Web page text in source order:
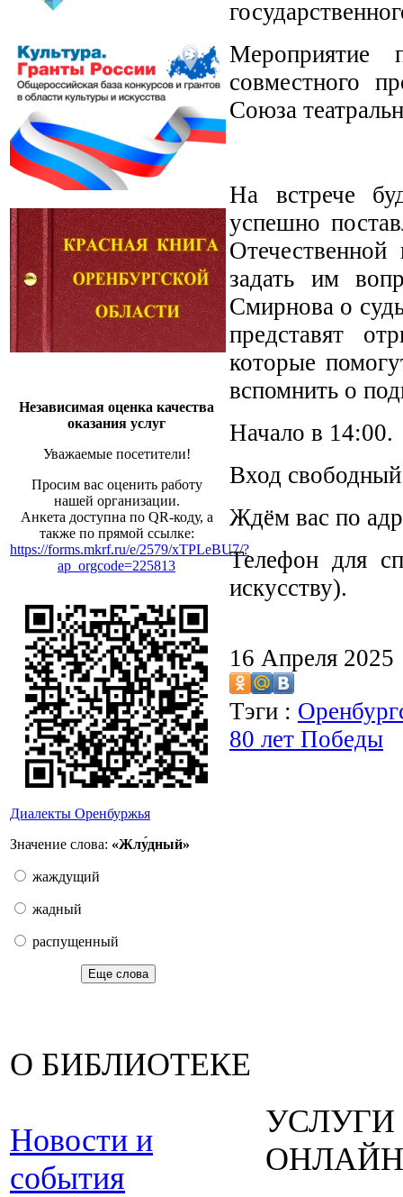
Независимая оценка качества
оказания услуг
Уважаемые посетители!
Просим вас оценить работу
нашей организации.
Анкета доступна по QR-коду, а
также по прямой ссылке:
https://forms.mkrf.ru/e/2579/xTPLeBU7/?
ap_orgcode=225813
Диалекты Оренбуржья
Значение слова: «Жлу́дный»
жаждущий
жадный
распущенный
Еще слова
совместного
Союза
На встрече
успешно
задать им
Смирнова о
представят
которые
вспомнить о
Начало в 14:00.
Вход
Ждём вас по
Телефон для
искусству).
16 Апреля
Тэги :
80 лет Победы
О БИБЛИОТЕКЕ
Новости и
события
УСЛУГИ
ОНЛАЙН